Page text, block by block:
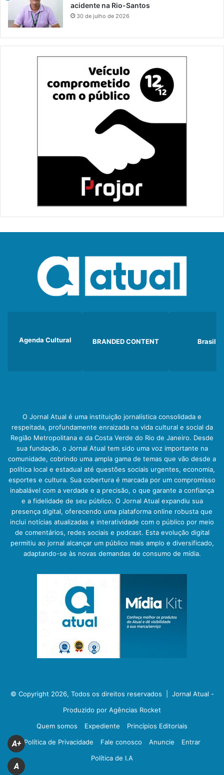
acidente na Rio-Santos
30 de julho de 2026
Agenda Cultural BRANDED CONTENT Brasil
O Jornal Atual é uma instituição jornalística consolidada e
respeitada, profundamente enraizada na vida cultural e social da
Região Metropolitana e da Costa Verde do Rio de Janeiro. Desde
sua fundação, o Jornal Atual tem sido uma voz importante na
comunidade, cobrindo uma ampla gama de temas que vão desde a
política local e estadual até questões sociais urgentes, economia,
esportes e cultura. Sua cobertura é marcada por um compromisso
inabalável com a verdade e a precisão, o que garante a confiança
e a fidelidade de seu público. O Jornal Atual expandiu sua
presença digital, oferecendo uma plataforma online robusta que
inclui notícias atualizadas e interatividade com o público por meio
de comentários, redes sociais e podcast. Esta evolução digital
permitiu ao jornal alcançar um público mais amplo e diversificado,
adaptando-se às novas demandas de consumo de mídia.
© Copyright 2026, Todos os direitos reservados | Jornal Atual -
Produzido por Agências Rocket
Quem somos
Expediente
Princípios Editoriais
Política de Privacidade
Fale conosco Anuncie
Entrar
Política de I.A
A+
A